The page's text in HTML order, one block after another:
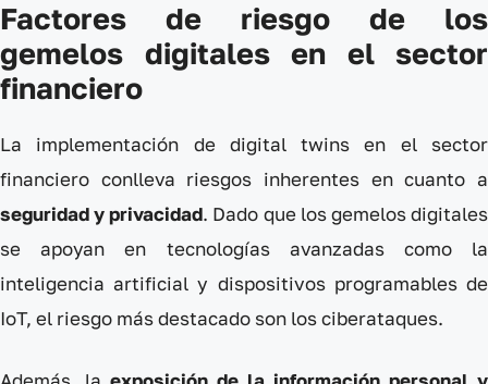
Factores de riesgo de los
gemelos digitales en el sector
financiero
La implementación de digital twins en el sector
financiero conlleva riesgos inherentes en cuanto a
seguridad y privacidad. Dado que los gemelos digitales
se apoyan en tecnologías avanzadas como la
inteligencia artificial y dispositivos programables de
IoT, el riesgo más destacado son los ciberataques.